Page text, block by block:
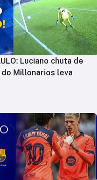
Luciano chuta de
Millonarios leva